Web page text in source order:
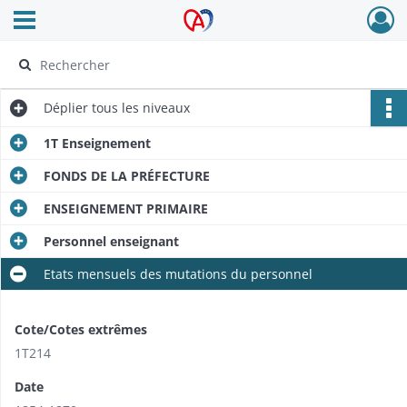
Archives Alsace - Colmar
Ouvrir le menu déroulant
Déplier tous les niveaux
1T Enseignement
FONDS DE LA PRÉFECTURE
ENSEIGNEMENT PRIMAIRE
Personnel enseignant
Etats mensuels des mutations du personnel
Cote/Cotes extrêmes
1T214
Date